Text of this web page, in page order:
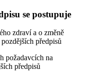
se postupuje
zdraví a o změně
předpisů
požadavcích na
předpisů